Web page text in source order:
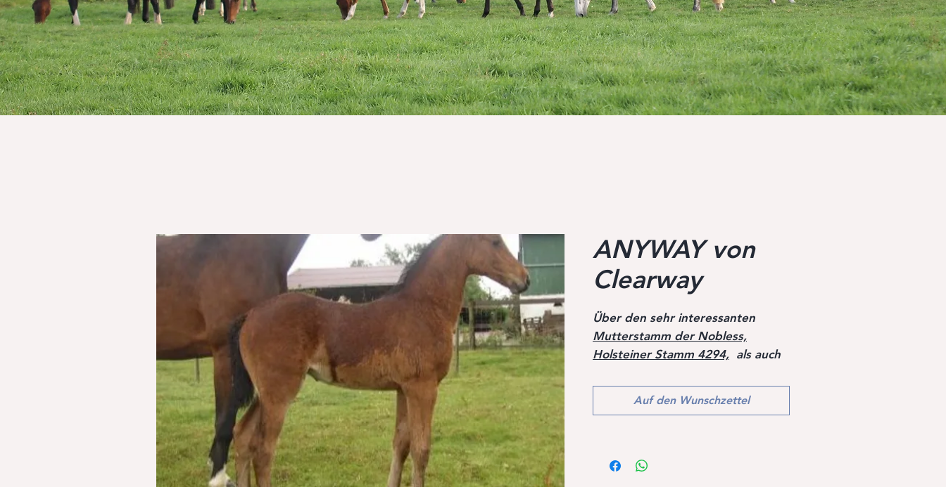
ANYWAY von
Clearway
Über den sehr interessanten
Mutterstamm der Nobless,
Holsteiner Stamm 4294, als auch
erfolgreichen Vater Clearway fließt
höchst interessantes Blut in den
Auf den Wunschzettel